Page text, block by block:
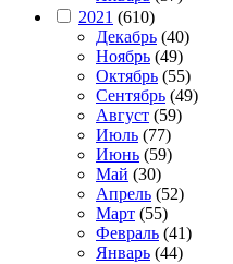
2021 (610)
Декабрь (40)
Ноябрь (49)
Октябрь (55)
Сентябрь (49)
Август (59)
Июль (77)
Июнь (59)
Май (30)
Апрель (52)
Март (55)
Февраль (41)
Январь (44)